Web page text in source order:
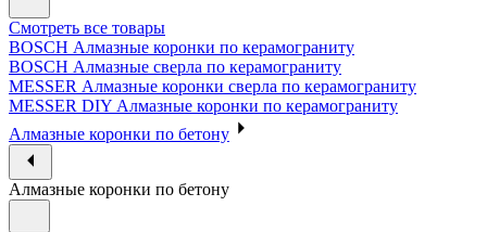
Смотреть все товары
BOSCH Алмазные коронки по керамограниту
BOSCH Алмазные сверла по керамограниту
MESSER Алмазные коронки сверла по керамограниту
MESSER DIY Алмазные коронки по керамограниту
Алмазные коронки по бетону
Алмазные коронки по бетону